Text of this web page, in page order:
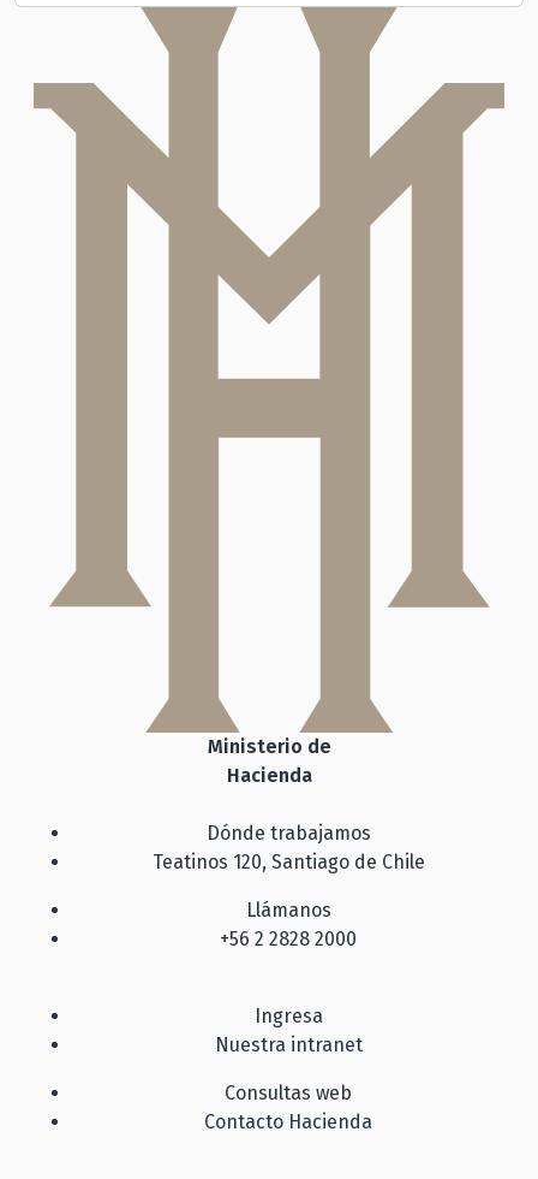
Ministerio de
Hacienda
Dónde trabajamos
Teatinos 120, Santiago de Chile
Llámanos
+56 2 2828 2000
Ingresa
Nuestra intranet
Consultas web
Contacto Hacienda